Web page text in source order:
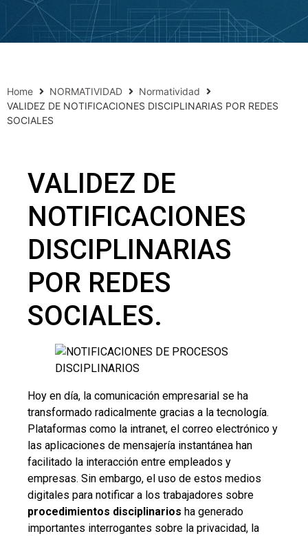
Home NORMATIVIDAD
Normatividad
VALIDEZ DE NOTIFICACIONES DISCIPLINARIAS POR REDES
SOCIALES
VALIDEZ DE
NOTIFICACIONES
DISCIPLINARIAS
POR REDES
SOCIALES.
Hoy en día, la comunicación empresarial se ha
transformado radicalmente gracias a la tecnología.
Plataformas como la intranet, el correo electrónico y
las aplicaciones de mensajería instantánea han
facilitado la interacción entre empleados y
empresas. Sin embargo, el uso de estos medios
digitales para notificar a los trabajadores sobre
procedimientos disciplinarios ha generado
importantes interrogantes sobre la privacidad, la